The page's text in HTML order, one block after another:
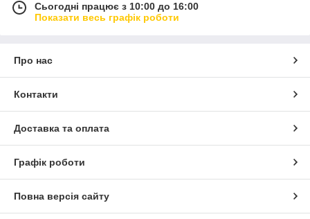
Сьогодні працює з 10:00 до 16:00
Показати весь графік роботи
Про нас
Контакти
Доставка та оплата
Графік роботи
Повна версія сайту